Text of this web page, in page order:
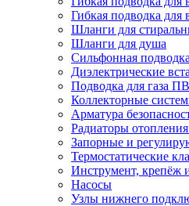
Гибкая подводка
Шланги для
Шланги для душа
Сильфонная подводка
Диэлектрические
Подводка для газа
Коллекторные
Арматура
Радиаторы
Запорные и
Термостатические
Инструмент, крепёж
Насосы
Узлы нижнего